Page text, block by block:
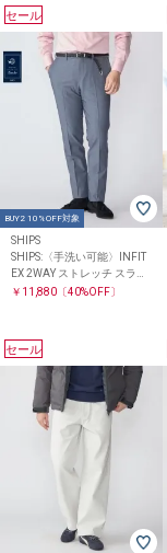
セール
BUY2 10%OFF対象
SHIPS
SHIPS:〈手洗い可能〉INFIT
EX 2WAY ストレッチ スラッ
クス
￥11,880〔40%OFF〕
セール